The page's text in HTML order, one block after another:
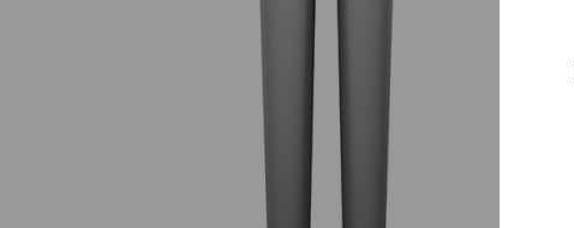
Guía de uso
Contacto